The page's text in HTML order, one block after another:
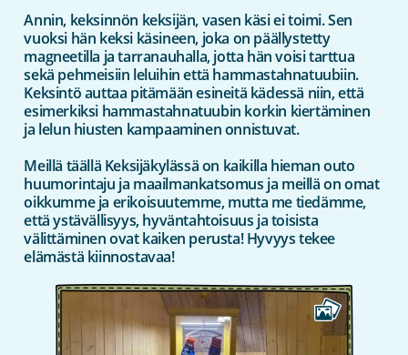
Annin, keksinnön keksijän, vasen käsi ei toimi. Sen
vuoksi hän keksi käsineen, joka on päällystetty
magneetilla ja tarranauhalla, jotta hän voisi tarttua
sekä pehmeisiin leluihin että hammastahnatuubiin.
Keksintö auttaa pitämään esineitä kädessä niin, että
esimerkiksi hammastahnatuubin korkin kiertäminen
ja lelun hiusten kampaaminen onnistuvat.
Meillä täällä Keksijäkylässä on kaikilla hieman outo
huumorintaju ja maailmankatsomus ja meillä on omat
oikkumme ja erikoisuutemme, mutta me tiedämme,
että ystävällisyys, hyväntahtoisuus ja toisista
välittäminen ovat kaiken perusta! Hyvyys tekee
elämästä kiinnostavaa!